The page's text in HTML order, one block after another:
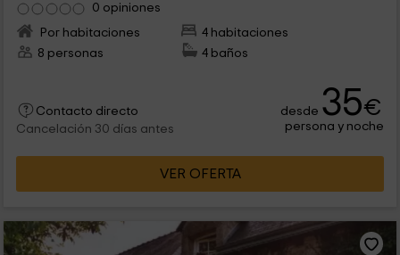
0 opiniones
Por habitaciones
4 habitaciones
8 personas
4 baños
Contacto directo
Cancelación 30 días antes
desde 35€
persona y noche
VER OFERTA